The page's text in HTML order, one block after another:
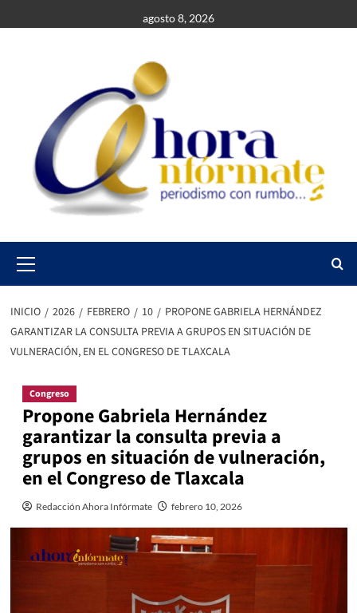
al
agosto 8, 2026
Menu
INICIO 2026 FEBRERO 10
PROPONE GABRIELA HERNÁNDEZ
GARANTIZAR LA CONSULTA PREVIA A GRUPOS EN SITUACIÓN DE
VULNERACIÓN, EN EL CONGRESO DE TLAXCALA
Congreso
Propone Gabriela Hernández
garantizar la consulta previa a
grupos en situación de vulneración,
en el Congreso de Tlaxcala
Redacción Ahora Infórmate febrero 10, 2026